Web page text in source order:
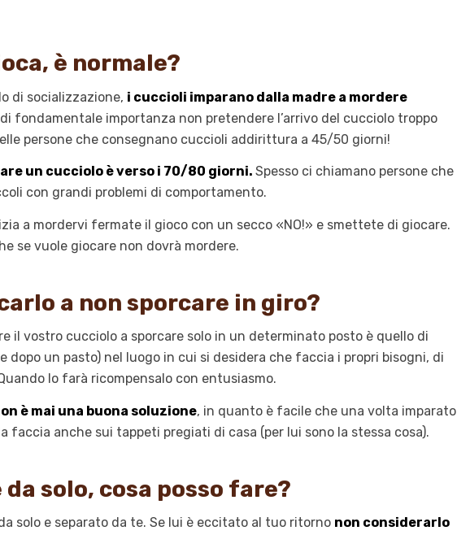
è normale?
di socializzazione, i cuccioli imparano dalla madre a mordere
fondamentale importanza non pretendere l’arrivo del cucciolo troppo
persone che consegnano cuccioli addirittura a 45/50 giorni!
un cucciolo è verso i 70/80 giorni. Spesso ci chiamano persone che
con grandi problemi di comportamento.
a mordervi fermate il gioco con un secco «NO!» e smettete di giocare.
se vuole giocare non dovrà mordere.
a non sporcare in giro?
il vostro cucciolo a sporcare solo in un determinato posto è quello di
dopo un pasto) nel luogo in cui si desidera che faccia i propri bisogni, di
lo farà ricompensalo con entusiasmo.
è mai una buona soluzione, in quanto è facile che una volta imparato
faccia anche sui tappeti pregiati di casa (per lui sono la stessa cosa).
solo, cosa posso fare?
solo e separato da te. Se lui è eccitato al tuo ritorno non considerarlo